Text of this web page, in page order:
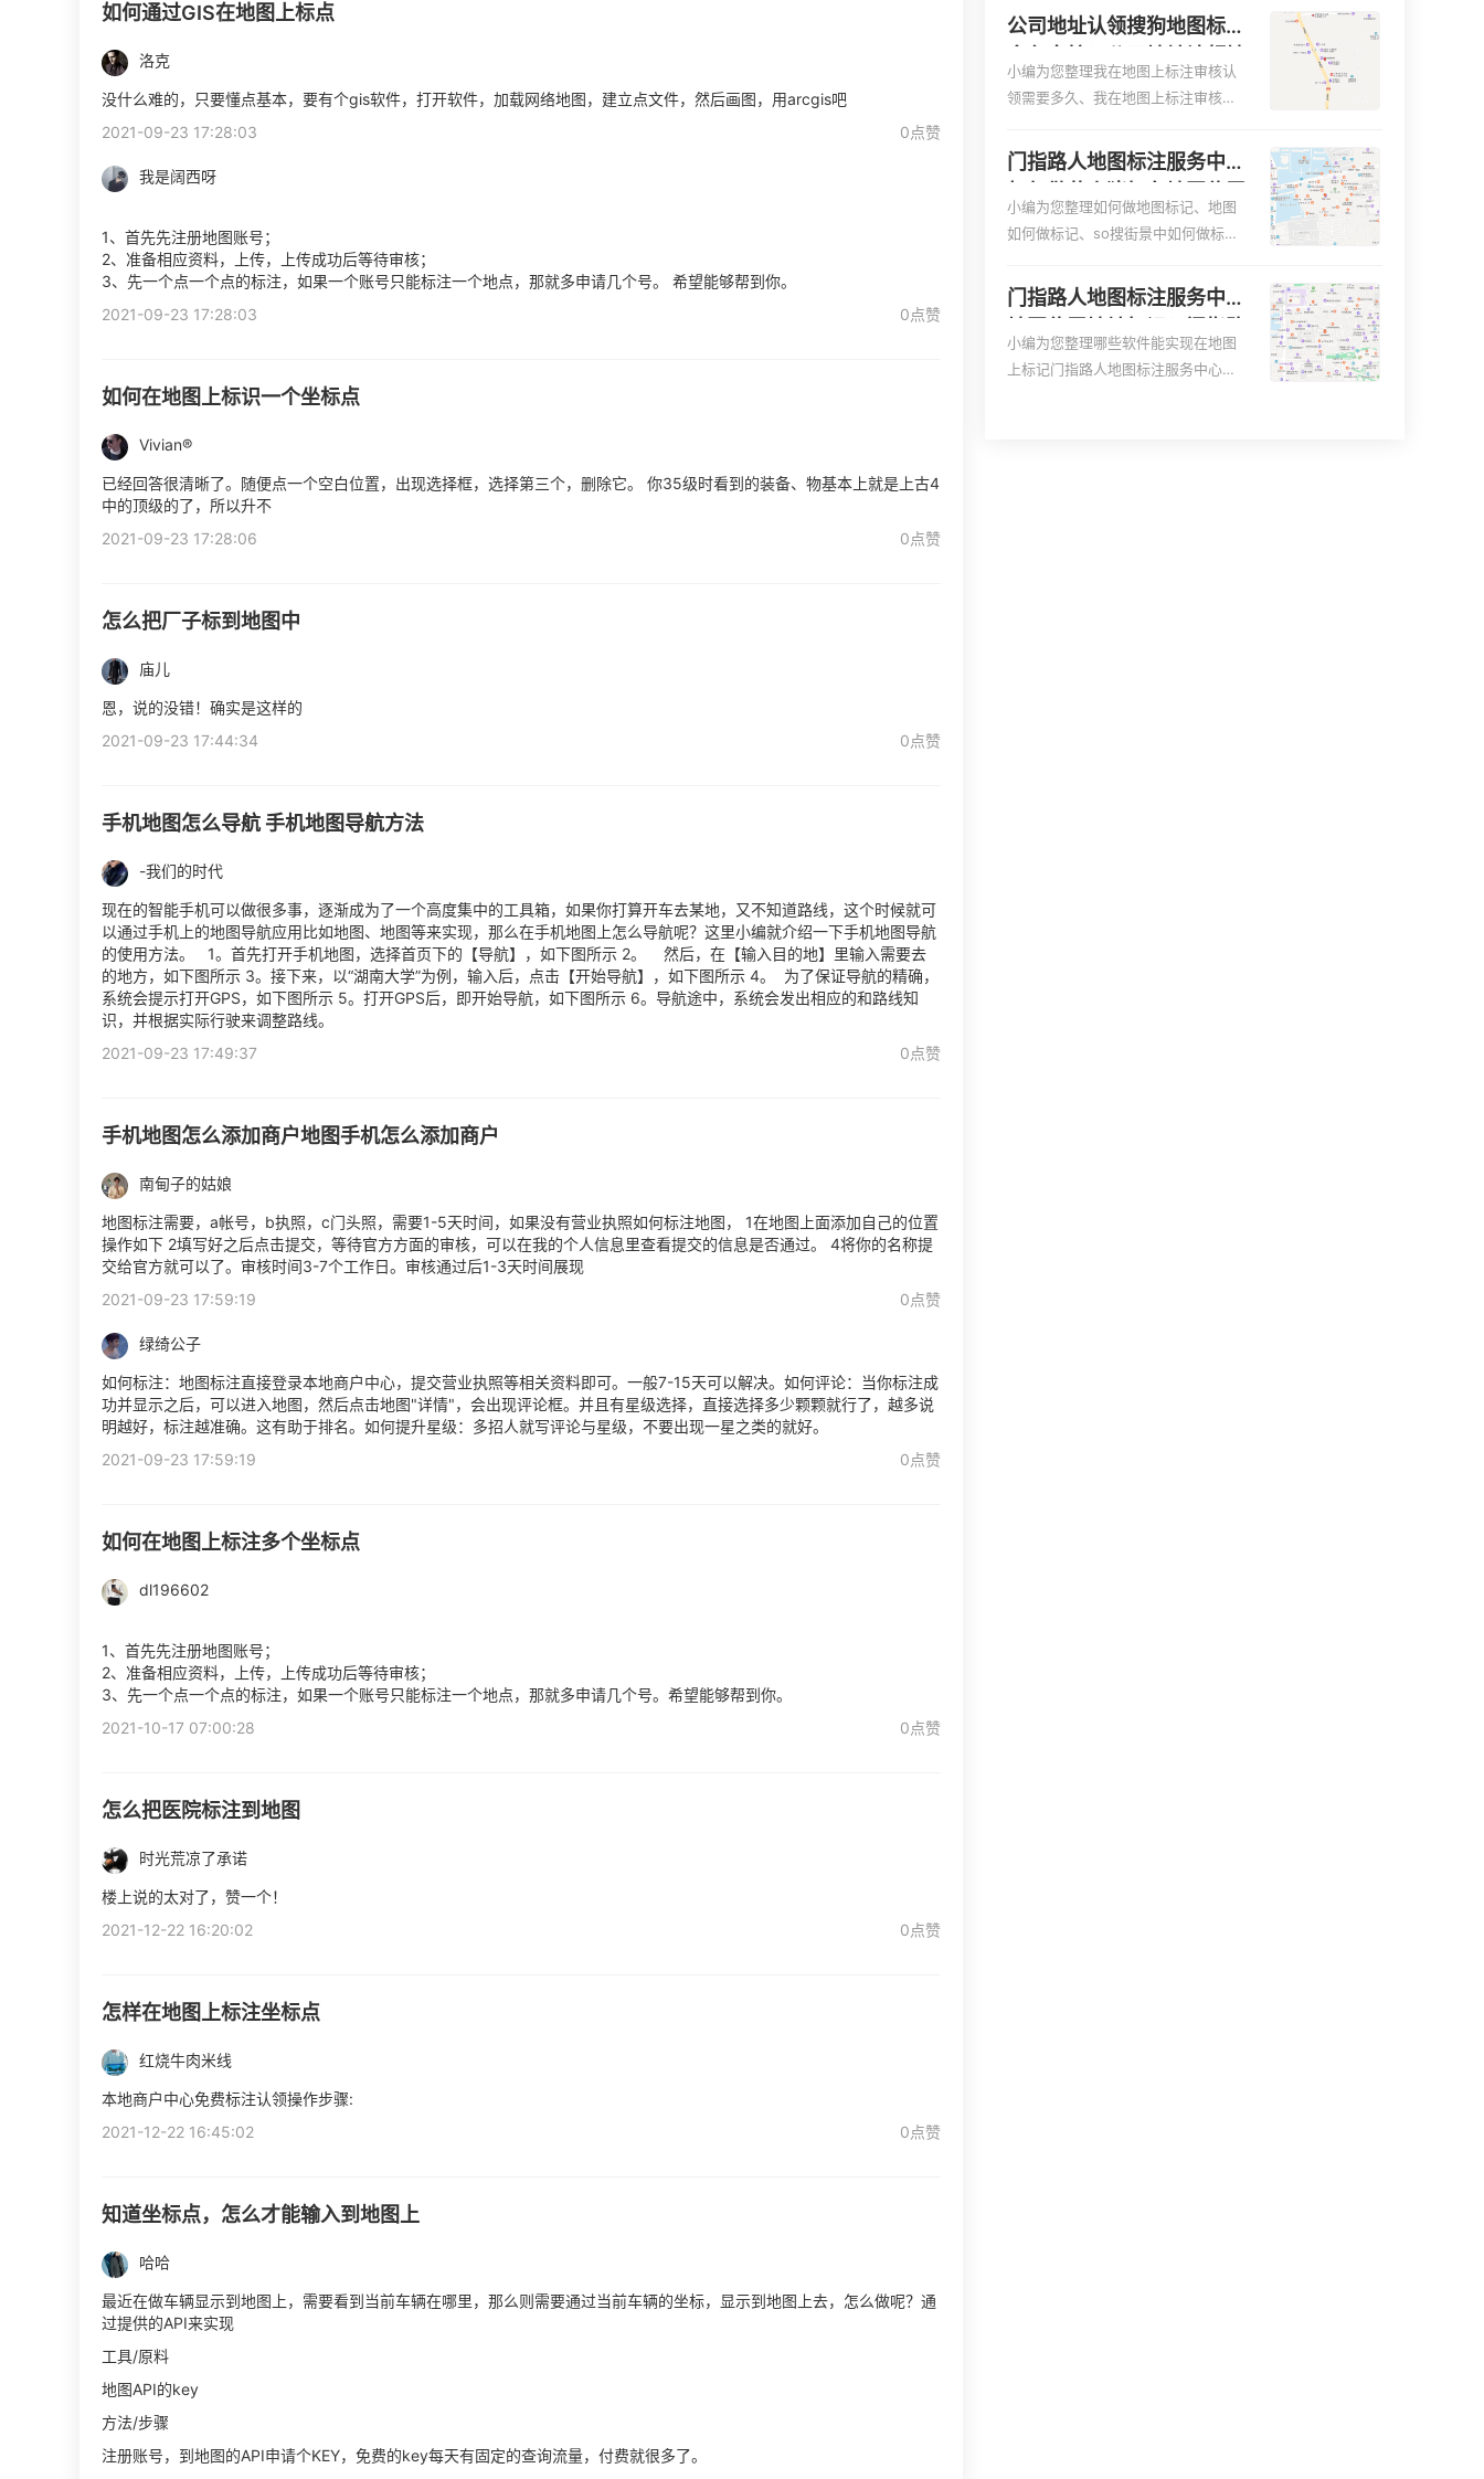
如何通过GIS在地图上标点
洛克
没什么难的，只要懂点基本，要有个gis软件，打开软件，加载网络地图，建立点文件，然后画图，用arcgis吧
2021-09-23 17:28:03
0点赞
我是阔西呀
1、首先先注册地图账号；
2、准备相应资料，上传，上传成功后等待审核；
3、先一个点一个点的标注，如果一个账号只能标注一个地点，那就多申请几个号。 希望能够帮到你。
2021-09-23 17:28:03
0点赞
如何在地图上标识一个坐标点
Vivian®
已经回答很清晰了。随便点一个空白位置，出现选择框，选择第三个，删除它。 你35级时看到的装备、物基本上就是上古4
中的顶级的了，所以升不
2021-09-23 17:28:06
0点赞
怎么把厂子标到地图中
庙儿
恩，说的没错！确实是这样的
2021-09-23 17:44:34
0点赞
手机地图怎么导航 手机地图导航方法
-我们的时代
现在的智能手机可以做很多事，逐渐成为了一个高度集中的工具箱，如果你打算开车去某地，又不知道路线，这个时候就可
以通过手机上的地图导航应用比如地图、地图等来实现，那么在手机地图上怎么导航呢？这里小编就介绍一下手机地图导航
的使用方法。 1。首先打开手机地图，选择首页下的【导航】，如下图所示 2。 然后，在【输入目的地】里输入需要去
的地方，如下图所示 3。接下来，以“湖南大学”为例，输入后，点击【开始导航】，如下图所示 4。 为了保证导航的精确，
系统会提示打开GPS，如下图所示 5。打开GPS后，即开始导航，如下图所示 6。导航途中，系统会发出相应的和路线知
识，并根据实际行驶来调整路线。
2021-09-23 17:49:37
0点赞
手机地图怎么添加商户地图手机怎么添加商户
南甸子的姑娘
地图标注需要，a帐号，b执照，c门头照，需要1-5天时间，如果没有营业执照如何标注地图， 1在地图上面添加自己的位置
操作如下 2填写好之后点击提交，等待官方方面的审核，可以在我的个人信息里查看提交的信息是否通过。 4将你的名称提
交给官方就可以了。审核时间3-7个工作日。审核通过后1-3天时间展现
2021-09-23 17:59:19
0点赞
绿绮公子
如何标注：地图标注直接登录本地商户中心，提交营业执照等相关资料即可。一般7-15天可以解决。如何评论：当你标注成
功并显示之后，可以进入地图，然后点击地图"详情"，会出现评论框。并且有星级选择，直接选择多少颗颗就行了，越多说
明越好，标注越准确。这有助于排名。如何提升星级：多招人就写评论与星级，不要出现一星之类的就好。
2021-09-23 17:59:19
0点赞
如何在地图上标注多个坐标点
dl196602
1、首先先注册地图账号；
2、准备相应资料，上传，上传成功后等待审核；
3、先一个点一个点的标注，如果一个账号只能标注一个地点，那就多申请几个号。希望能够帮到你。
2021-10-17 07:00:28
0点赞
怎么把医院标注到地图
时光荒凉了承诺
楼上说的太对了，赞一个！
2021-12-22 16:20:02
0点赞
怎样在地图上标注坐标点
红烧牛肉米线
本地商户中心免费标注认领操作步骤:
2021-12-22 16:45:02
0点赞
知道坐标点，怎么才能输入到地图上
哈哈
最近在做车辆显示到地图上，需要看到当前车辆在哪里，那么则需要通过当前车辆的坐标，显示到地图上去，怎么做呢？通
过提供的API来实现
工具/原料
地图API的key
方法/步骤
注册账号，到地图的API申请个KEY，免费的key每天有固定的查询流量，付费就很多了。
更容易地找到商户的实际位置。特别
是对于新客户或不熟悉该地区的客户
来说，地图标注可以提供明确的导航
指引，减少客户的迷路和浪费时间的
实体指路人地图标注服务中心面的存
在。对于一些客户来说，实体指路人
地
图、家政公司如何入驻美团相关地图
标注知识，详情可查看下方正文！
公司地址认领搜狗地图标注
图标注多久审核？
小编为您整理我在地图上标注审核认
领需要多久、我在地图上标注审核认
领需要多久i、我在地图上标注审核认
领需要多久Y、搜狗地图标注要多久才
显示相关地图标注知识，详情可查看
下方正文！
门指路人地图标注服务中心
标记？门指路人地图标注服
地址标记？
小编为您整理如何做地图标记、地图
如何做标记、so搜街景中如何做标
到门指路人地图标注服务中心办理手
续的吗、哪些软件能实现在地图上标
记门指路人地图标注服务中心位置相
关地图标注知识，详情可查看下方正
门指路人地图标注服务中心
人地图标注服务中心苹果地
小编为您整理哪些软件能实现在地图
上标记门指路人地图标注服务中心位